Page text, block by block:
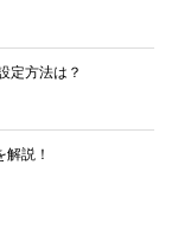
定方法は？
説！